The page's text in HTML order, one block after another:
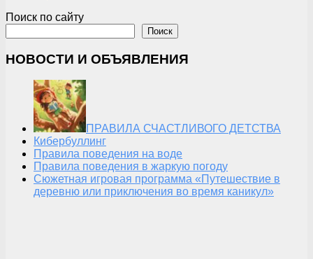
Поиск по сайту
Поиск
НОВОСТИ И ОБЪЯВЛЕНИЯ
ПРАВИЛА СЧАСТЛИВОГО ДЕТСТВА
Кибербуллинг
Правила поведения на воде
Правила поведения в жаркую погоду
Сюжетная игровая программа «Путешествие в
деревню или приключения во время каникул»